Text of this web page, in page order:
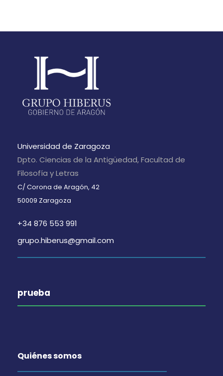
Universidad de Zaragoza
Dpto. Ciencias de la Antigüedad, Facultad de
Filosofía y Letras
C/ Corona de Aragón, 42
50009 Zaragoza
+34 876 553 991
grupo.hiberus@gmail.com
prueba
Quiénes somos